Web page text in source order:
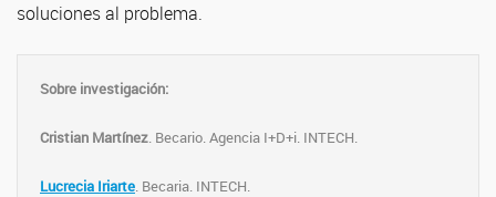
soluciones al problema.
Sobre investigación:
Cristian Martínez. Becario. Agencia I+D+i. INTECH.
Lucrecia Iriarte. Becaria. INTECH.